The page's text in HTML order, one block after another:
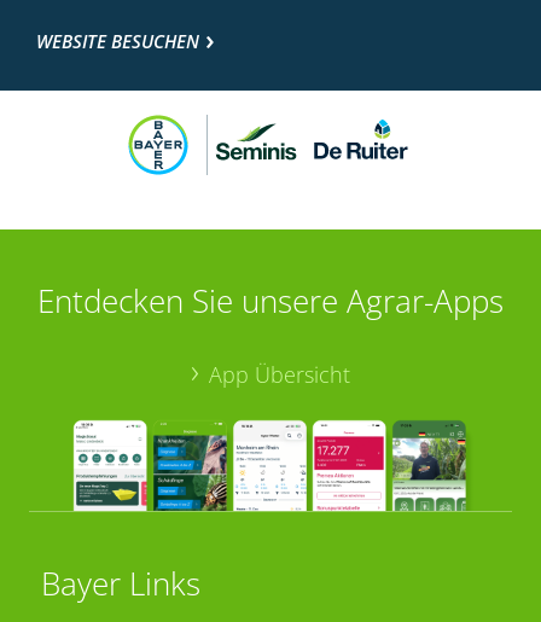
WEBSITE BESUCHEN
Entdecken Sie unsere Agrar-Apps
App Übersicht
Bayer Links